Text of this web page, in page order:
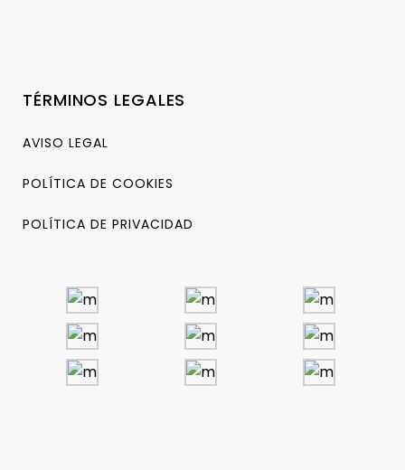
TÉRMINOS LEGALES
AVISO LEGAL
POLÍTICA DE COOKIES
POLÍTICA DE PRIVACIDAD